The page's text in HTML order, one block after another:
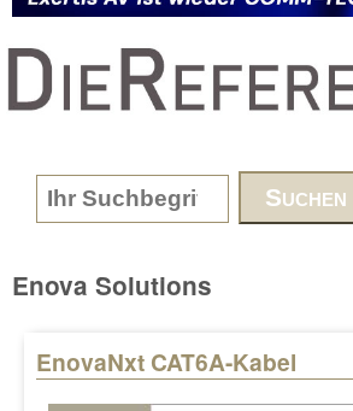
www.DieReferenz.de
Search form
Enova Solutions
EnovaNxt CAT6A-Kabel